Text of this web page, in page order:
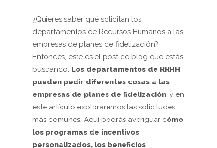
¿Quieres saber qué solicitan los
departamentos de Recursos Humanos a las
empresas de planes de fidelización?
Entonces, este es el post de blog que estás
buscando. Los departamentos de RRHH
pueden pedir diferentes cosas a las
empresas de planes de fidelización, y en
este artículo exploraremos las solicitudes
más comunes. Aquí podrás averiguar cómo
los programas de incentivos
personalizados, los beneficios